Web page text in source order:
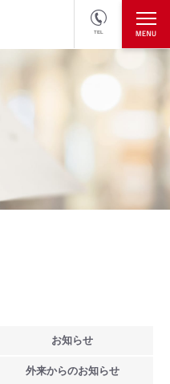
TEL
お知らせ
外来からのお知らせ